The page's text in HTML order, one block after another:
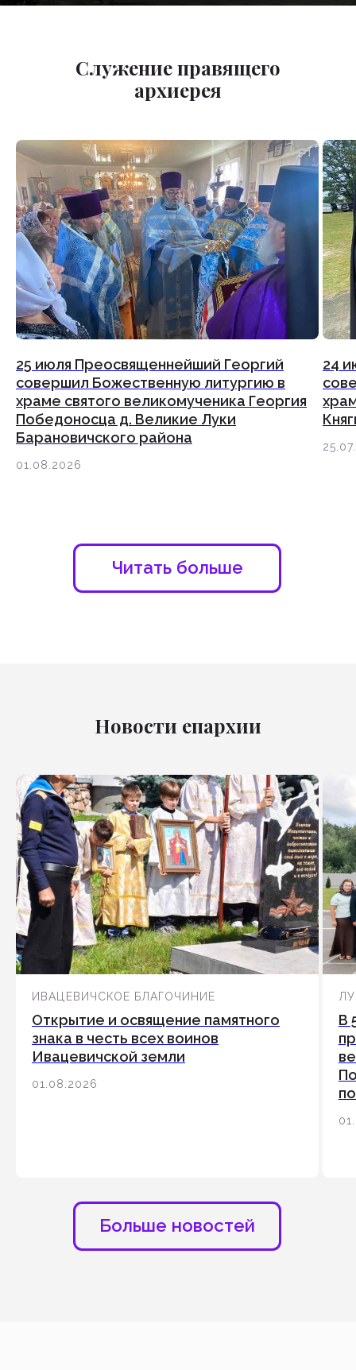
Служение правящего
архиерея
25 июля Преосвященнейший Георгий
совершил Божественную литургию в
храме святого великомученика Георгия
Победоносца д. Великие Луки
Барановичского района
01.08.2026
24
Читать больше
Новости епархии
ИВАЦЕВИЧСКОЕ БЛАГОЧИНИЕ
Открытие и освящение памятного
знака в честь всех воинов
Ивацевичской земли
01.08.2026
В
Все анонсы